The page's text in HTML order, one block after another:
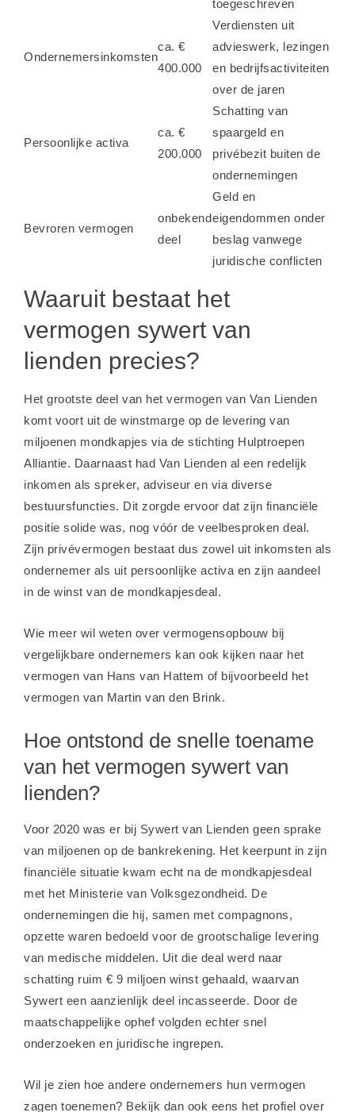
toegeschreven
Ondernemersinkomsten
ca. €
400.000
Verdiensten uit
advieswerk, lezingen
en bedrijfsactiviteiten
over de jaren
Persoonlijke activa
ca. €
200.000
Schatting van
spaargeld en
privébezit buiten de
ondernemingen
Bevroren vermogen
onbekend
deel
Geld en
eigendommen onder
beslag vanwege
juridische conflicten
Waaruit bestaat het
vermogen sywert van
lienden precies?
Het grootste deel van het vermogen van Van Lienden
komt voort uit de winstmarge op de levering van
miljoenen mondkapjes via de stichting Hulptroepen
Alliantie. Daarnaast had Van Lienden al een redelijk
inkomen als spreker, adviseur en via diverse
bestuursfuncties. Dit zorgde ervoor dat zijn financiële
positie solide was, nog vóór de veelbesproken deal.
Zijn privévermogen bestaat dus zowel uit inkomsten als
ondernemer als uit persoonlijke activa en zijn aandeel
in de winst van de mondkapjesdeal.
Wie meer wil weten over vermogensopbouw bij
vergelijkbare ondernemers kan ook kijken naar het
vermogen van Hans van Hattem of bijvoorbeeld het
vermogen van Martin van den Brink.
Hoe ontstond de snelle toename
van het vermogen sywert van
lienden?
Voor 2020 was er bij Sywert van Lienden geen sprake
van miljoenen op de bankrekening. Het keerpunt in zijn
financiële situatie kwam echt na de mondkapjesdeal
met het Ministerie van Volksgezondheid. De
ondernemingen die hij, samen met compagnons,
opzette waren bedoeld voor de grootschalige levering
van medische middelen. Uit die deal werd naar
schatting ruim € 9 miljoen winst gehaald, waarvan
Sywert een aanzienlijk deel incasseerde. Door de
maatschappelijke ophef volgden echter snel
onderzoeken en juridische ingrepen.
Wil je zien hoe andere ondernemers hun vermogen
zagen toenemen? Bekijk dan ook eens het profiel over